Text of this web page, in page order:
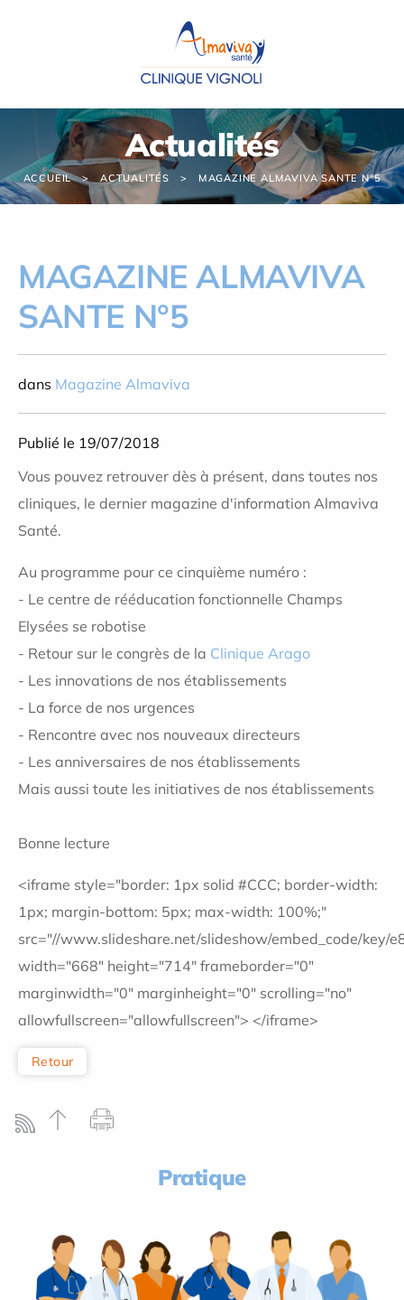
Actualités
ACCUEIL ACTUALITÉS MAGAZINE ALMAVIVA SANTE N°5
MAGAZINE ALMAVIVA
SANTE N°5
dans Magazine Almaviva
Publié le 19/07/2018
Vous pouvez retrouver dès à présent, dans toutes nos
cliniques, le dernier magazine d'information Almaviva
Santé.
Au programme pour ce cinquième numéro :
- Le centre de rééducation fonctionnelle Champs
Elysées se robotise
- Retour sur le congrès de la Clinique Arago
- Les innovations de nos établissements
- La force de nos urgences
- Rencontre avec nos nouveaux directeurs
- Les anniversaires de nos établissements
Mais aussi toute les initiatives de nos établissements
Bonne lecture
<iframe style="border: 1px solid #CCC; border-width:
1px; margin-bottom: 5px; max-width: 100%;"
src="//www.slideshare.net/slideshow/embed_code/key/
width="668" height="714" frameborder="0"
marginwidth="0" marginheight="0" scrolling="no"
allowfullscreen="allowfullscreen"> </iframe>
Retour
Pratique